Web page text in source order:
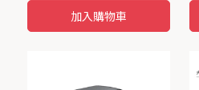
加入購物車